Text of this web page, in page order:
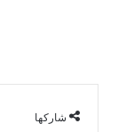
شاركها